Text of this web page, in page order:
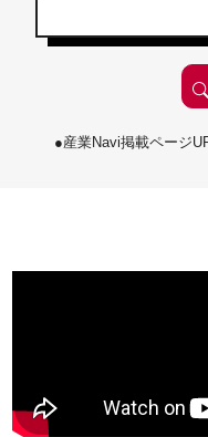
●産業Navi掲載ページ